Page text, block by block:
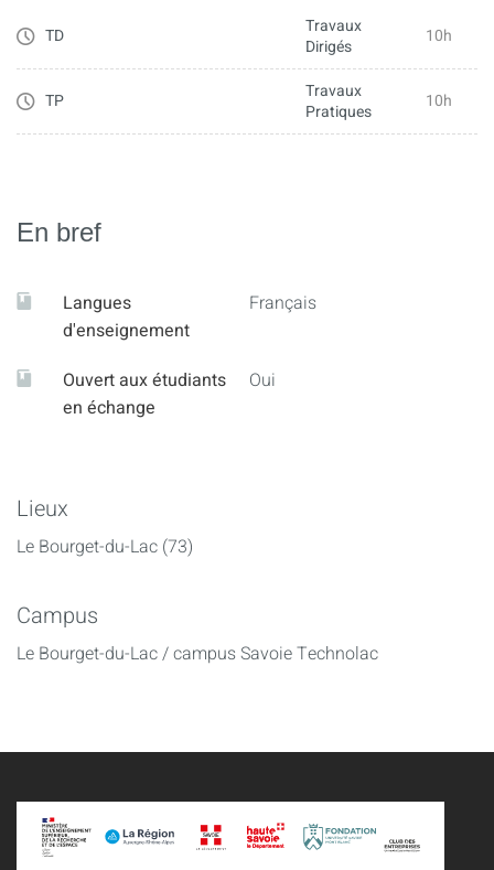
TD
Travaux
Dirigés
10h
TP
Travaux
Pratiques
10h
En bref
Langues
d'enseignement
Français
Ouvert aux étudiants
en échange
Oui
Lieux
Le Bourget-du-Lac (73)
Campus
Le Bourget-du-Lac / campus Savoie Technolac